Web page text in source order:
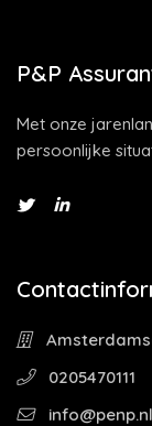
P&P
Met onze
persoonlijke
0205470111
info@penp.nl